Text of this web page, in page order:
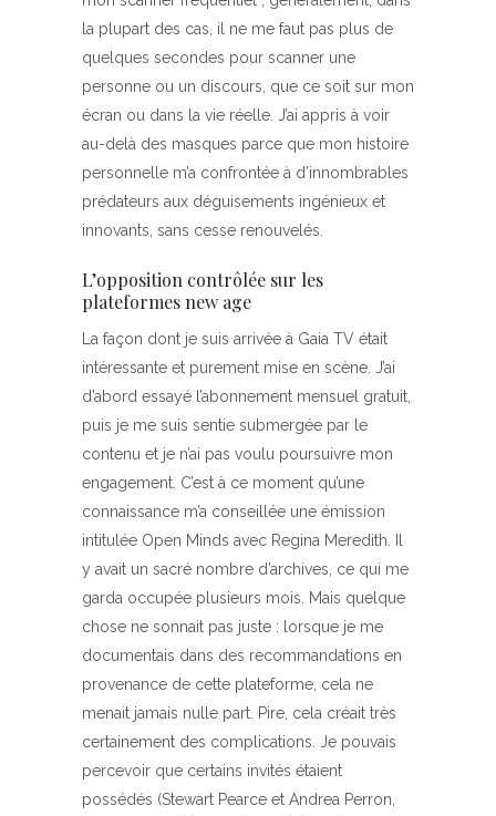
la plupart des cas, il ne me faut pas plus de
quelques secondes pour scanner une
personne ou un discours, que ce soit sur mon
écran ou dans la vie réelle. J’ai appris à voir
au-delà des masques parce que mon histoire
personnelle m’a confrontée à d’innombrables
prédateurs aux déguisements ingénieux et
innovants, sans cesse renouvelés.
L’opposition contrôlée sur les
plateformes new age
La façon dont je suis arrivée à Gaia TV était
intéressante et purement mise en scène. J’ai
d’abord essayé l’abonnement mensuel gratuit,
puis je me suis sentie submergée par le
contenu et je n’ai pas voulu poursuivre mon
engagement. C’est à ce moment qu’une
connaissance m’a conseillée une émission
intitulée Open Minds avec Regina Meredith. Il
y avait un sacré nombre d’archives, ce qui me
garda occupée plusieurs mois. Mais quelque
chose ne sonnait pas juste : lorsque je me
documentais dans des recommandations en
provenance de cette plateforme, cela ne
menait jamais nulle part. Pire, cela créait très
certainement des complications. Je pouvais
percevoir que certains invités étaient
possédés (Stewart Pearce et Andrea Perron,